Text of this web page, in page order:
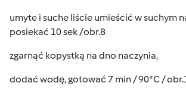
umyte i suche liście umieścić w suchym
posiekać 10 sek /obr.8
zgarnąć kopystką na dno naczynia,
dodać wodę, gotować 7 min / 90*C /